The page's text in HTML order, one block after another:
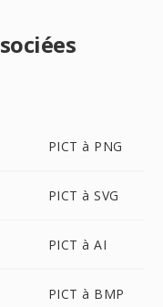
PICT à PNG
PICT à SVG
PICT à AI
PICT à BMP